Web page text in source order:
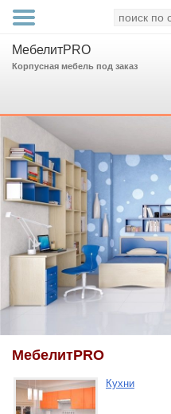
МебелитPRO
Корпусная мебель под заказ
МебелитPRO
Кухни